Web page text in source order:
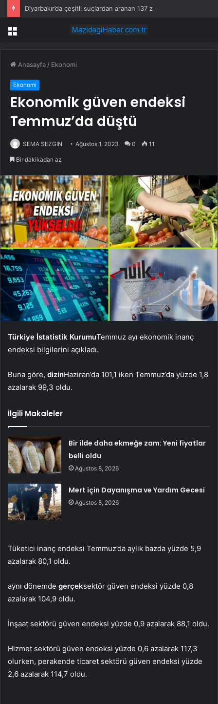
Diyarbakır’da çeşitli suçlardan aranan 137 zanlı yakalandı
Menü
Anasayfa / Ekonomi
Ekonomi
Ekonomik güven endeksi
Temmuz’da düştü
SEMA SEZGİN Ağustos 1, 2023 0 11
Bir dakikadan az
Türkiye İstatistik KurumuTemmuz ayı ekonomik inanç
endeksi bilgilerini açıkladı.
Buna göre, dizinHaziran’da 101,1 iken Temmuz’da yüzde 1,8
azalarak 99,3 oldu.
İlgili Makaleler
Bir ilde daha ekmeğe zam: Yeni fiyatlar
belli oldu
Ağustos 8, 2026
Mert için Dayanışma ve Yardım Gecesi
Ağustos 8, 2026
Tüketici inanç endeksi Temmuz’da aylık bazda yüzde 5,9
azalarak 80,1 oldu.
aynı dönemde gerçeksektör güven endeksi yüzde 0,8
azalarak 104,9 oldu.
İnşaat sektörü güven endeksi yüzde 0,9 azalarak 88,1 oldu.
Hizmet sektörü güven endeksi yüzde 0,6 azalarak 117,3
olurken, perakende ticaret sektörü güven endeksi yüzde
2,6 azalarak 114,7 oldu.